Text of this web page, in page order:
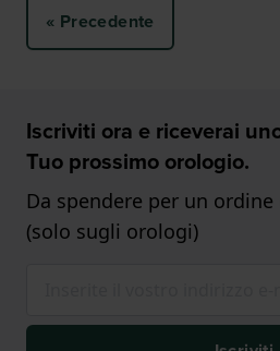
« Precedente
Iscriviti ora e riceverai
Tuo prossimo orologio.
Da spendere per un
(solo sugli orologi)